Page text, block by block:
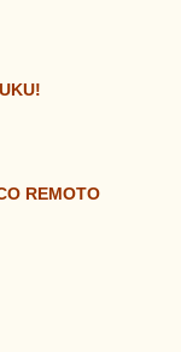
REMOTO